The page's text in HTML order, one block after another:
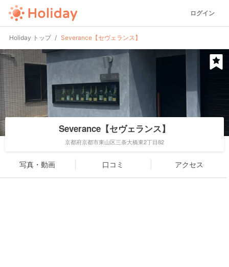
ログイン
Holiday トップ Severance【セヴェランス】
Severance【セヴェランス】
京都府京都市東山区三条大橋東2丁目82
写真・動画 口コミ アクセス